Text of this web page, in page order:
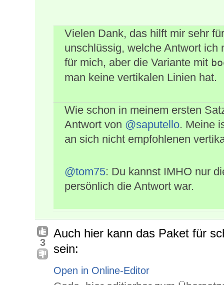
Vielen Dank, das hilft mir sehr
unschlüssig, welche Antwort ich
für mich, aber die Variante mit
man keine vertikalen Linien hat.
Wie schon in meinem ersten
Antwort von @saputello. Meine
an sich nicht empfohlenen
@tom75: Du kannst IMHO nur
persönlich die Antwort war.
3
Auch hier kann das Paket für
sein:
Open in Online-Editor